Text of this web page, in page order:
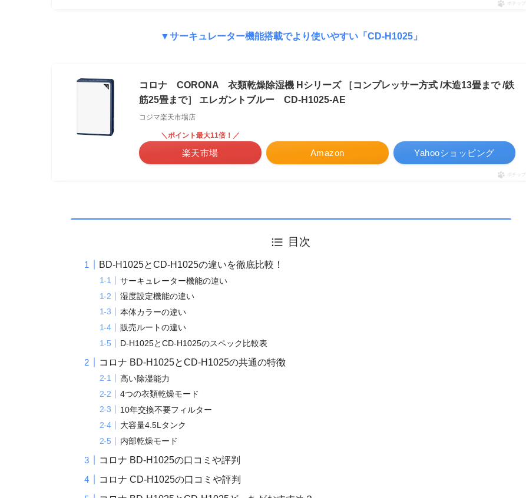
ポチップ
▼サーキュレーター機能搭載でより使いやすい「CD-H1025」
コロナ CORONA 衣類乾燥除湿機 Hシリーズ ［コンプレッサー方式 /木造13畳まで /鉄
筋25畳まで］ エレガントブルー CD-H1025-AE
コジマ楽天市場店
Amazon
＼ポイント最大11倍！／
楽天市場 Yahooショッピング
ポチップ
目次
BD-H1025とCD-H1025の違いを徹底比較！
サーキュレーター機能の違い
湿度設定機能の違い
本体カラーの違い
販売ルートの違い
D-H1025とCD-H1025のスペック比較表
コロナ BD-H1025とCD-H1025の共通の特徴
高い除湿能力
4つの衣類乾燥モード
10年交換不要フィルター
大容量4.5Lタンク
内部乾燥モード
コロナ BD-H1025の口コミや評判
コロナ CD-H1025の口コミや評判